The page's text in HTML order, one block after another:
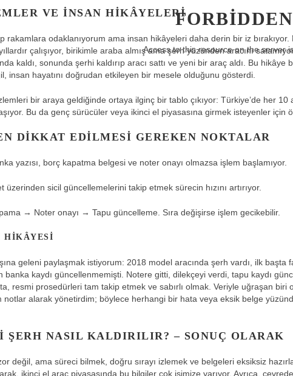
VE İNSAN HIKÂYELERI
rakamlara odaklanıyorum ama insan hikâyeleri daha derin bir iz bırakıyor.
çalışıyor, birikimle araba almış ama şerh yüzünden aracını
kaldı, sonunda şerhi kaldırıp aracı sattı ve yeni bir araç aldı. Bu hikâye
insan hayatını doğrudan etkileyen bir mesele olduğunu gösterdi.
bir araya geldiğinde ortaya ilginç bir tablo çıkıyor: Türkiye’de her 10
Bu da genç sürücüler veya ikinci el piyasasına girmek isteyenler için
DIKKAT EDILMESI GEREKEN NOKTALAR
yazısı, borç kapatma belgesi ve noter onayı olmazsa işlem başlamıyor.
sicil güncellemelerini takip etmek sürecin hızını artırıyor.
→ Noter onayı → Tapu güncelleme. Sıra değişirse işlem gecikebilir.
HIKÂYESI
geleni paylaşmak istiyorum: 2018 model aracında şerh vardı, ilk başta
banka kaydı güncellenmemişti. Notere gitti, dilekçeyi verdi, tapu kaydı
resmi prosedürleri tam takip etmek ve sabırlı olmak. Veriyle uğraşan biri
notlar alarak yönetirdim; böylece herhangi bir hata veya eksik belge
ŞERH NASIL KALDIRILIR? – SONUÇ OLARAK
değil, ama süreci bilmek, doğru sırayı izlemek ve belgeleri eksiksiz
ikinci el araç piyasasında bu bilgiler çok işimize yarıyor. Ayrıca,
FORBIDDEN
Access to this resource on the server